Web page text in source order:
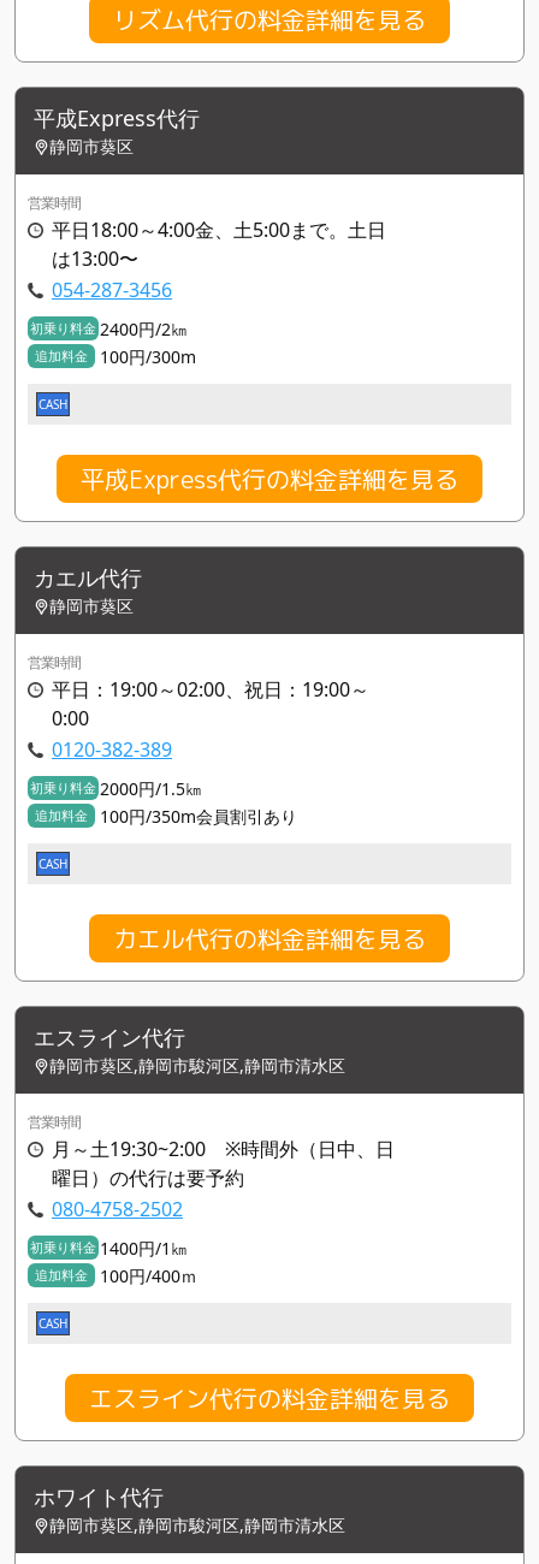
リズム代行の料金詳細を見る
平成Express代行
静岡市葵区
営業時間
平日18:00～4:00金、土5:00まで。土日
は13:00〜
054-287-3456
初乗り料金 2400円/2㎞
追加料金 100円/300m
CASH
平成Express代行の料金詳細を見る
カエル代行
静岡市葵区
営業時間
平日：19:00～02:00、祝日：19:00～
0:00
0120-382-389
初乗り料金 2000円/1.5㎞
追加料金 100円/350m会員割引あり
CASH
カエル代行の料金詳細を見る
エスライン代行
静岡市葵区,静岡市駿河区,静岡市清水区
営業時間
月～土19:30~2:00 ※時間外（日中、日
曜日）の代行は要予約
080-4758-2502
初乗り料金 1400円/1㎞
追加料金 100円/400ｍ
CASH
エスライン代行の料金詳細を見る
ホワイト代行
静岡市葵区,静岡市駿河区,静岡市清水区